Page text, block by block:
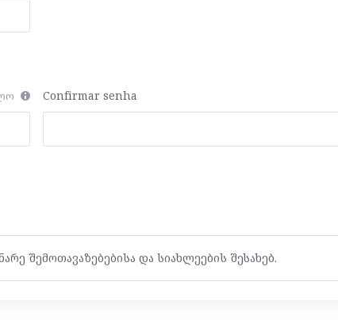
Confirmar senha
შემოთავაზებებისა და სიახლეების შესახებ.